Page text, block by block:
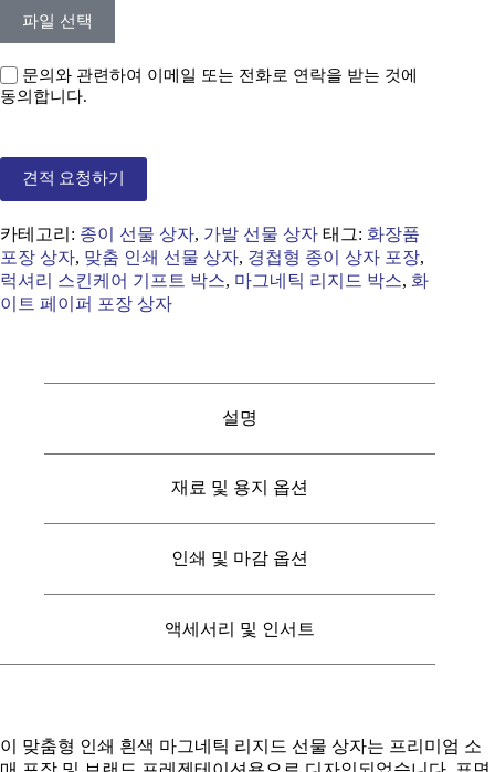
파일 선택
문의와 관련하여 이메일 또는 전화로 연락을 받는 것에
동의합니다.
견적 요청하기
카테고리: 종이 선물 상자, 가발 선물 상자 태그: 화장품
포장 상자, 맞춤 인쇄 선물 상자, 경첩형 종이 상자 포장,
럭셔리 스킨케어 기프트 박스, 마그네틱 리지드 박스, 화
이트 페이퍼 포장 상자
설명
재료 및 용지 옵션
인쇄 및 마감 옵션
액세서리 및 인서트
이 맞춤형 인쇄 흰색 마그네틱 리지드 선물 상자는 프리미엄 소